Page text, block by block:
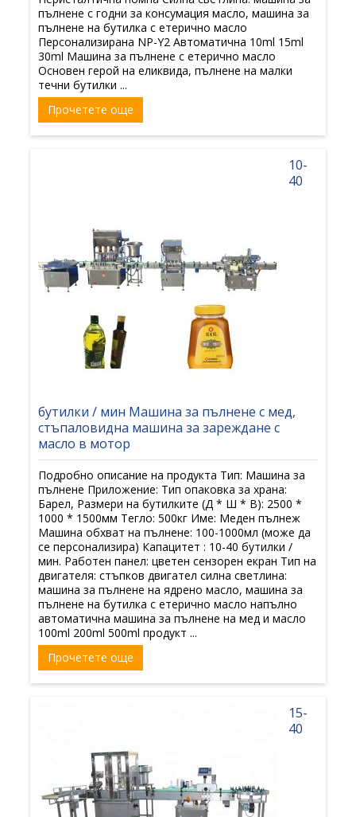
пълнене с годни за консумация масло, машина за
пълнене на бутилка с етерично масло
Персонализирана NP-Y2 Автоматична 10ml 15ml
30ml Машина за пълнене с етерично масло
Основен герой на еликвида, пълнене на малки
течни бутилки ...
Прочетете още
10-
40
бутилки / мин Машина за пълнене с мед,
стъпаловидна машина за зареждане с
масло в мотор
Подробно описание на продукта Тип: Машина за
пълнене Приложение: Тип опаковка за храна:
Барел, Размери на бутилките (Д * Ш * В): 2500 *
1000 * 1500мм Тегло: 500кг Име: Меден пълнеж
Машина обхват на пълнене: 100-1000мл (може да
се персонализира) Капацитет : 10-40 бутилки /
мин. Работен панел: цветен сензорен екран Тип на
двигателя: стъпков двигател силна светлина:
машина за пълнене на ядрено масло, машина за
пълнене на бутилка с етерично масло напълно
автоматична машина за пълнене на мед и масло
100ml 200ml 500ml продукт ...
Прочетете още
15-
40